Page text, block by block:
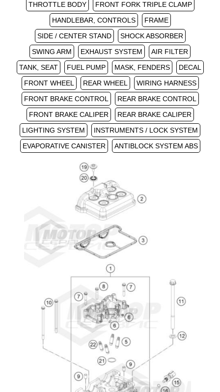
THROTTLE BODY
FRONT FORK TRIPLE CLAMP
HANDLEBAR, CONTROLS
FRAME
SIDE / CENTER STAND
SHOCK ABSORBER
SWING ARM
EXHAUST SYSTEM
AIR FILTER
TANK, SEAT
FUEL PUMP MASK, FENDERS
DECAL
FRONT WHEEL
REAR WHEEL
WIRING HARNESS
FRONT BRAKE CONTROL
REAR BRAKE CONTROL
FRONT BRAKE CALIPER
REAR BRAKE CALIPER
LIGHTING SYSTEM
INSTRUMENTS / LOCK SYSTEM
EVAPORATIVE CANISTER
ANTIBLOCK SYSTEM ABS